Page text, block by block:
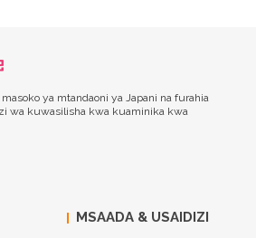
ya mtandaoni ya Japani na furahia
wa kuwasilisha kwa kuaminika kwa
MSAADA & USAIDIZI